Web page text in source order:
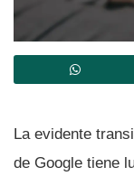
La evidente
de Google tiene